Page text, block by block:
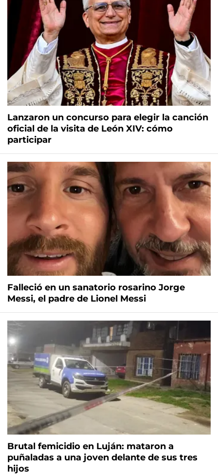
Lanzaron un concurso para elegir la canción
oficial de la visita de León XIV: cómo
participar
Falleció en un sanatorio rosarino Jorge
Messi, el padre de Lionel Messi
Brutal femicidio en Luján: mataron a
puñaladas a una joven delante de sus tres
hijos